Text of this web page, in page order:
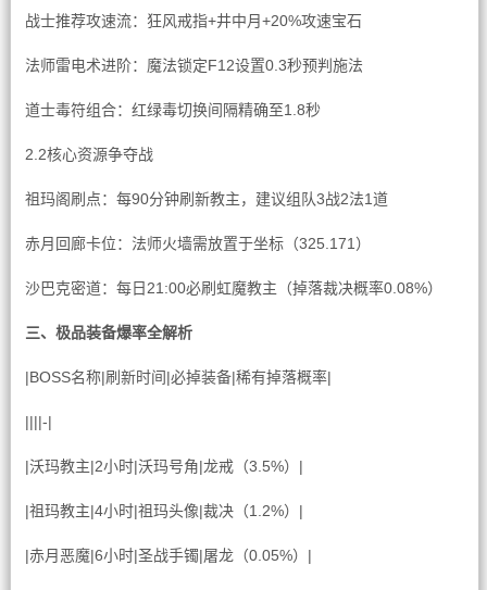
战士推荐攻速流：狂风戒指+井中月+20%攻速宝石
法师雷电术进阶：魔法锁定F12设置0.3秒预判施法
道士毒符组合：红绿毒切换间隔精确至1.8秒
2.2核心资源争夺战
祖玛阁刷点：每90分钟刷新教主，建议组队3战2法1道
赤月回廊卡位：法师火墙需放置于坐标（325.171）
沙巴克密道：每日21:00必刷虹魔教主（掉落裁决概率0.08%）
三、极品装备爆率全解析
|BOSS名称|刷新时间|必掉装备|稀有掉落概率|
||||-|
|沃玛教主|2小时|沃玛号角|龙戒（3.5%）|
|祖玛教主|4小时|祖玛头像|裁决（1.2%）|
|赤月恶魔|6小时|圣战手镯|屠龙（0.05%）|